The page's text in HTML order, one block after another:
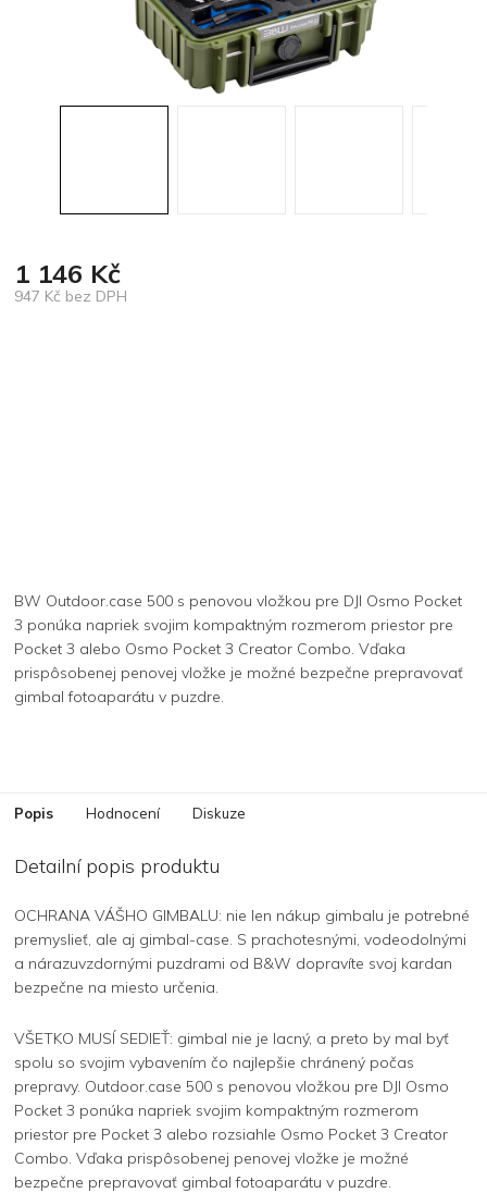
1 146 Kč
947 Kč bez DPH
BW Outdoor.case 500 s penovou vložkou pre DJI Osmo Pocket
3 ponúka napriek svojim kompaktným rozmerom priestor pre
Pocket 3 alebo Osmo Pocket 3 Creator Combo. Vďaka
prispôsobenej penovej vložke je možné bezpečne prepravovať
gimbal fotoaparátu v puzdre.
Popis Hodnocení Diskuze
Detailní popis produktu
OCHRANA VÁŠHO GIMBALU: nie len nákup gimbalu je potrebné
premyslieť, ale aj gimbal-case. S prachotesnými, vodeodolnými
a nárazuvzdornými puzdrami od B&W dopravíte svoj kardan
bezpečne na miesto určenia.
VŠETKO MUSÍ SEDIEŤ: gimbal nie je lacný, a preto by mal byť
spolu so svojim vybavením čo najlepšie chránený počas
prepravy. Outdoor.case 500 s penovou vložkou pre DJI Osmo
Pocket 3 ponúka napriek svojim kompaktným rozmerom
priestor pre Pocket 3 alebo rozsiahle Osmo Pocket 3 Creator
Combo. Vďaka prispôsobenej penovej vložke je možné
bezpečne prepravovať gimbal fotoaparátu v puzdre.